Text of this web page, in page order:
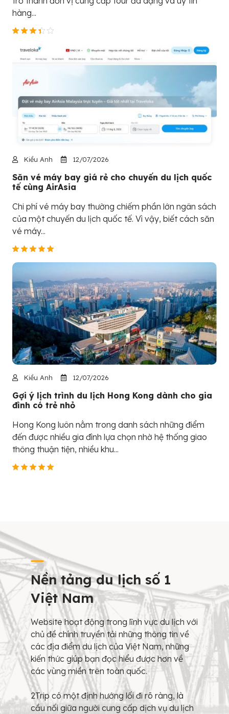
hàng...
Kiều Anh 12/07/2026
Săn vé máy bay giá rẻ cho chuyến du lịch quốc
tế cùng AirAsia
Chi phí vé máy bay thường chiếm phần lớn ngân sách
của một chuyến du lịch quốc tế. Vì vậy, biết cách săn
vé máy...
Kiều Anh 12/07/2026
Gợi ý lịch trình du lịch Hong Kong dành cho gia
đình có trẻ nhỏ
Hong Kong luôn nằm trong danh sách những điểm
đến được nhiều gia đình lựa chọn nhờ hệ thống giao
thông thuận tiện, nhiều khu...
Nền tảng du lịch số 1
Việt Nam
Website hoạt động trong lĩnh vực du lịch với
chủ đề chính truyền tải những thông tin về
các địa điểm du lịch của Việt Nam, những
kiến thức giúp bạn đọc hiểu được hơn về
các vùng miền trên toàn quốc.
2Trip có một định hướng lối đi rõ ràng, là
cầu nối giữa người cung cấp dịch vụ du lịch